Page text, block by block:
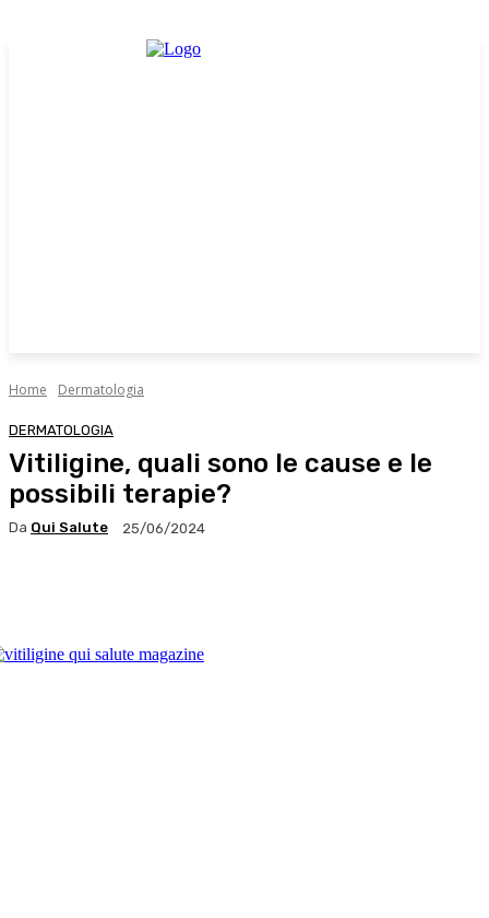
Home Dermatologia
DERMATOLOGIA
Vitiligine, quali sono le cause e le
possibili terapie?
Da Qui Salute 25/06/2024